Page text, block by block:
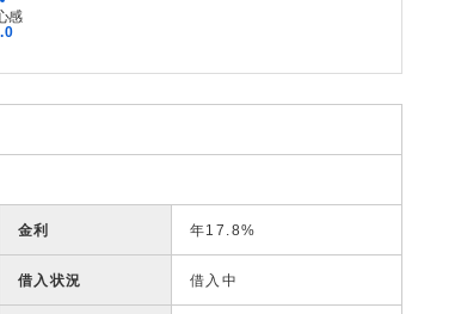
金利 年17.8%
借入状況 借入中